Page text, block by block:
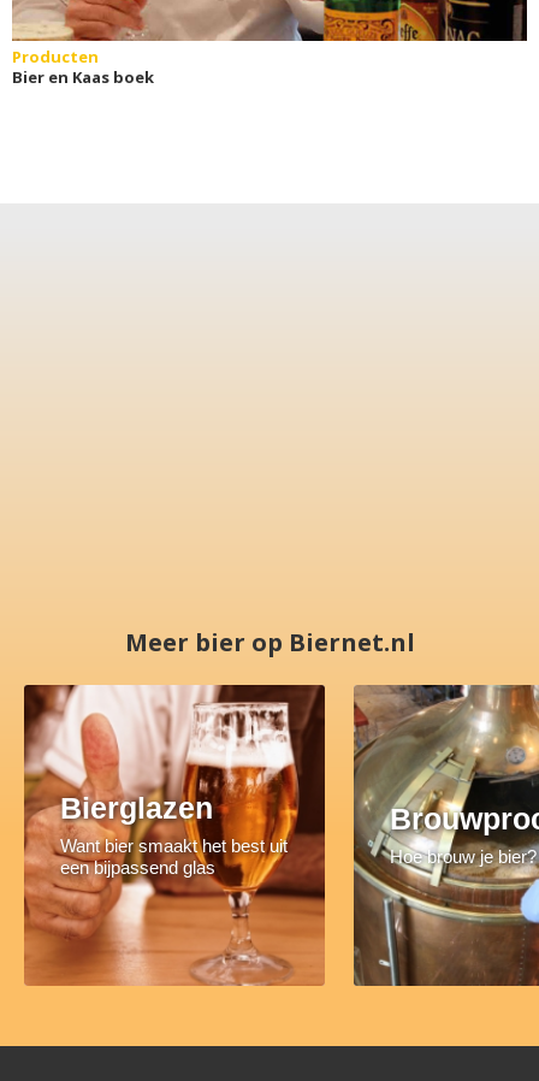
Producten
Bier en Kaas boek
Meer bier op Biernet.nl
Bierglazen
Want bier smaakt het best uit
een bijpassend glas
Hoe brouw je bier?